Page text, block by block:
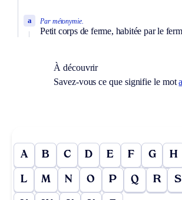
Par métonymie.
Petit corps de ferme, habitée par le
a
À découvrir
Savez-vous ce que signifie le mot
A B C D E F G H
L M N O P Q R S